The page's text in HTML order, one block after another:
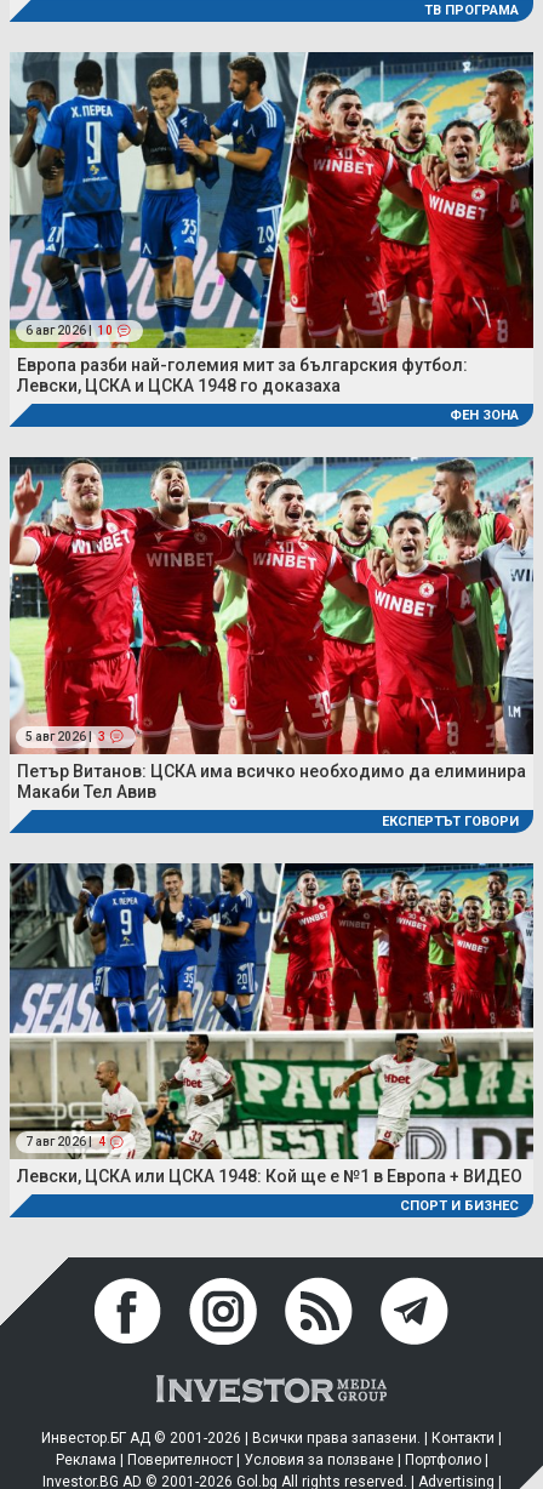
ТВ ПРОГРАМА
6 авг 2026 | 10
Европа разби най-големия мит за българския футбол:
Левски, ЦСКА и ЦСКА 1948 го доказаха
ФЕН ЗОНА
5 авг 2026 | 3
Петър Витанов: ЦСКА има всичко необходимо да елиминира
Макаби Тел Авив
ЕКСПЕРТЪТ ГОВОРИ
7 авг 2026 | 4
Левски, ЦСКА или ЦСКА 1948: Кой ще е №1 в Европа + ВИДЕО
СПОРТ И БИЗНЕС
Инвестор.БГ АД © 2001-2026 | Всички права запазени. | Контакти
Реклама
Поверителност| Условия за ползване| Портфолио|
Investor.BG AD © 2001-2026 Gol.bg All rights reserved. | Advertising